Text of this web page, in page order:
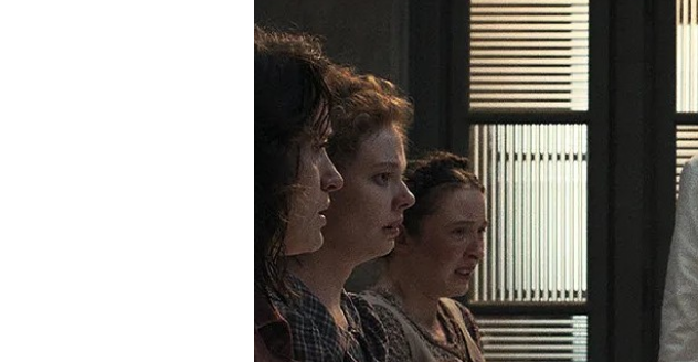
18:30 ערך סנטימנטלי
19:00 באקרומס | מועדון הסרט לבעלי עצבים חזקים
19:00אדם בעקבות גורלו